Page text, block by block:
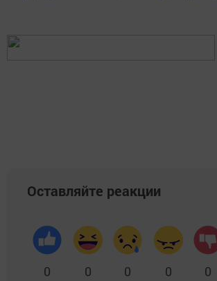
Оставляйте реакции
0 0 0 0 0